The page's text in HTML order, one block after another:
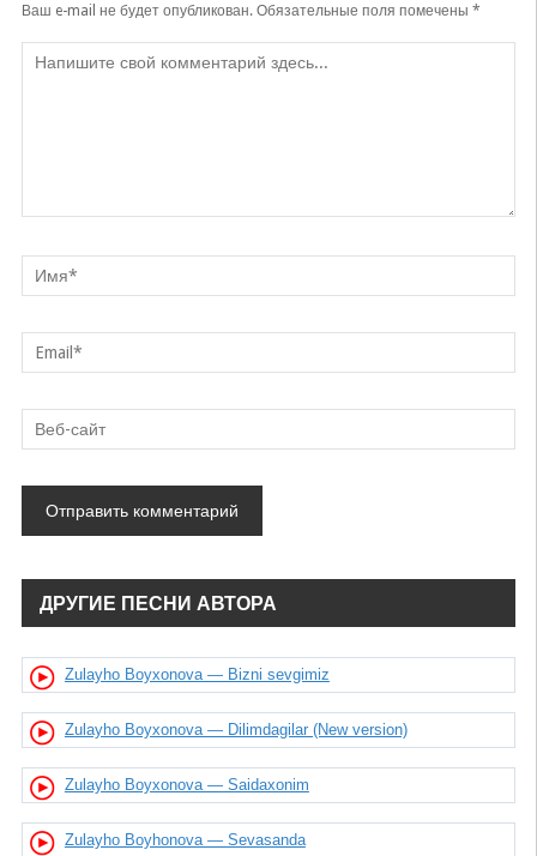
Ваш e-mail не будет опубликован.Обязательные поля помечены *
ДРУГИЕ ПЕСНИ АВТОРА
Zulayho Boyxonova — Bizni sevgimiz
Zulayho Boyxonova — Dilimdagilar (New version)
Zulayho Boyxonova — Saidaxonim
Zulayho Boyhonova — Sevasanda